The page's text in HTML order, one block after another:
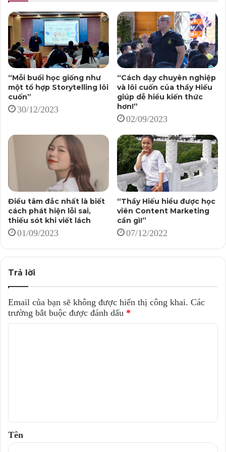
“Mỗi buổi học giống như
một tổ hợp Storytelling lôi
cuốn”
30/12/2023
“Cách dạy chuyên nghiệp
và lôi cuốn của thầy Hiếu
giúp dễ hiểu kiến thức
hơn!”
02/09/2023
Điều tâm đắc nhất là biết
cách phát hiện lỗi sai,
thiếu sót khi viết lách
01/09/2023
“Thầy Hiếu hiểu được học
viên Content Marketing
cần gì!”
07/12/2022
Trả lời
Email của bạn sẽ không được hiển thị công khai. Các
trường bắt buộc được đánh dấu *
ậ
n
Tên